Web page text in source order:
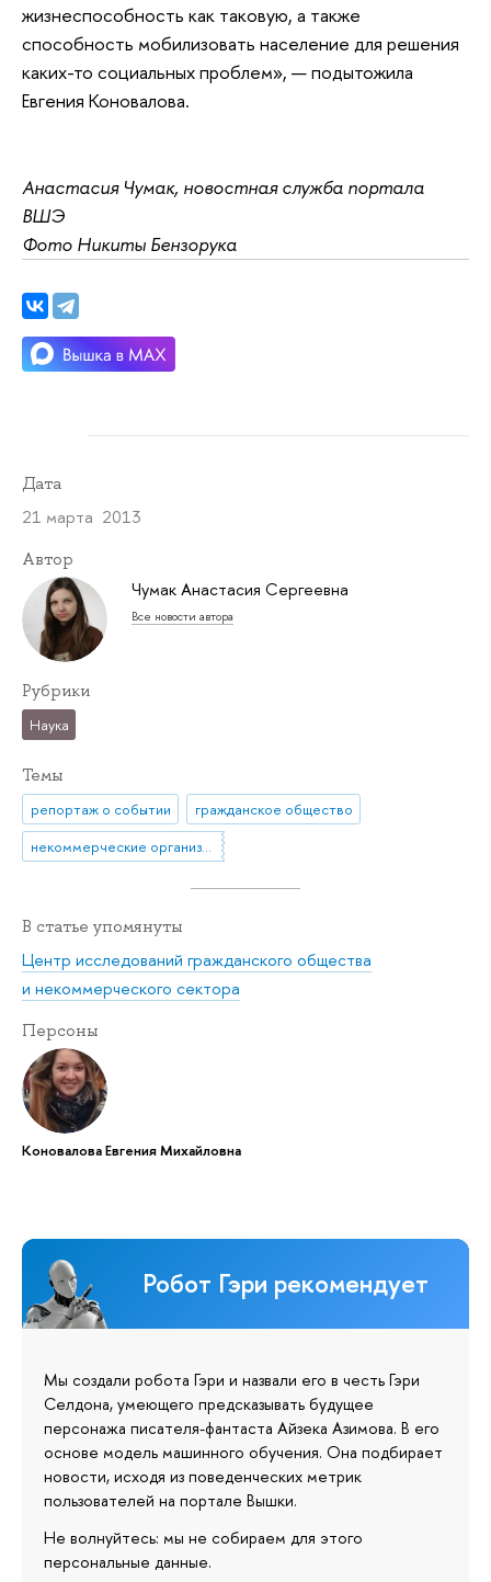
жизнеспособность как таковую, а также
способность мобилизовать население для решения
каких-то социальных проблем», — подытожила
Евгения Коновалова.
Анастасия Чумак, новостная служба портала
ВШЭ
Фото Никиты Бензорука
Дата
21 марта 2013
Автор
Чумак Анастасия Сергеевна
Все новости автора
Рубрики
Наука
Темы
репортаж о событии
гражданское общество
некоммерческие организации
В статье упомянуты
Центр исследований гражданского общества
и некоммерческого сектора
Персоны
Коновалова Евгения Михайловна
Робот Гэри рекомендует
Мы создали робота Гэри и назвали его в честь Гэри
Селдона, умеющего предсказывать будущее
персонажа писателя-фантаста Айзека Азимова. В его
основе модель машинного обучения. Она подбирает
новости, исходя из поведенческих метрик
пользователей на портале Вышки.
Не волнуйтесь: мы не собираем для этого
персональные данные.